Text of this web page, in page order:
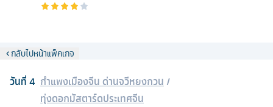
กลับไปหน้าแพ็คเกจ
วันที่4 กำแพงเมืองจีน ด่านจวีหยงกวน /
ทุ่งดอกมัสตาร์ดประเทศจีน